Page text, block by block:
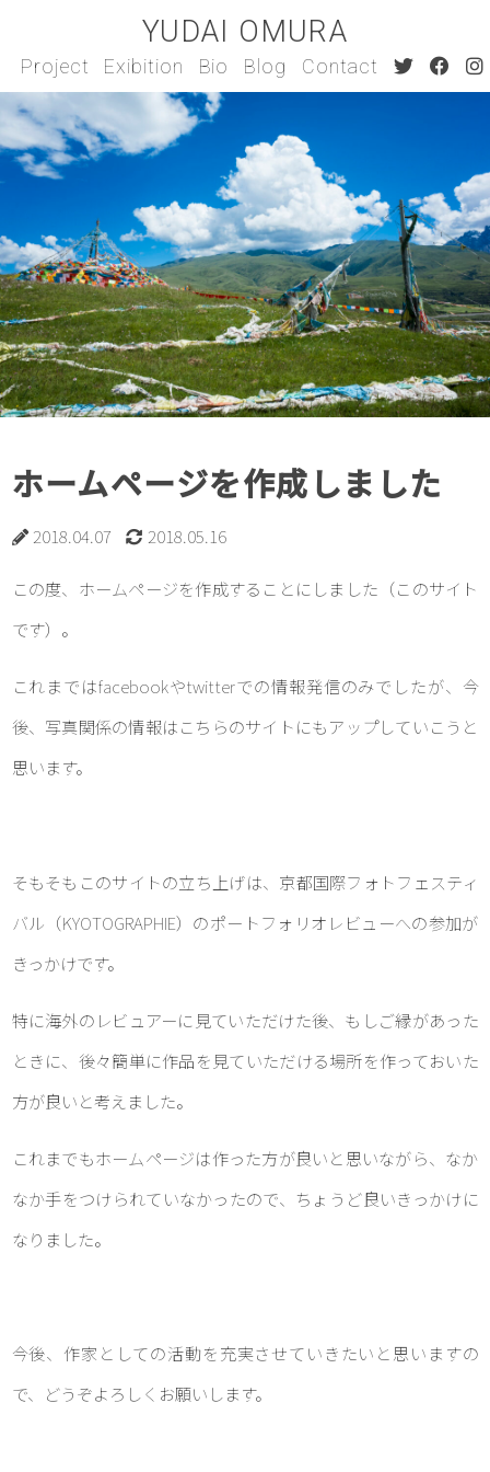
YUDAI OMURA
Project Exibition Bio Blog Contact
ホームページを作成しました
2018.04.07 2018.05.16
この度、ホームページを作成することにしました（このサイト
です）。
これまではfacebookやtwitterでの情報発信のみでしたが、今
後、写真関係の情報はこちらのサイトにもアップしていこうと
思います。
そもそもこのサイトの立ち上げは、京都国際フォトフェスティ
バル（KYOTOGRAPHIE）のポートフォリオレビューへの参加が
きっかけです。
特に海外のレビュアーに見ていただけた後、もしご縁があった
ときに、後々簡単に作品を見ていただける場所を作っておいた
方が良いと考えました。
これまでもホームページは作った方が良いと思いながら、なか
なか手をつけられていなかったので、ちょうど良いきっかけに
なりました。
今後、作家としての活動を充実させていきたいと思いますの
で、どうぞよろしくお願いします。